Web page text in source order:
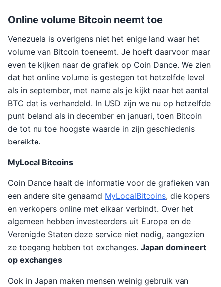
Online volume Bitcoin neemt toe
Venezuela is overigens niet het enige land waar het
volume van Bitcoin toeneemt. Je hoeft daarvoor maar
even te kijken naar de grafiek op Coin Dance. We zien
dat het online volume is gestegen tot hetzelfde level
als in september, met name als je kijkt naar het aantal
BTC dat is verhandeld. In USD zijn we nu op hetzelfde
punt beland als in december en januari, toen Bitcoin
de tot nu toe hoogste waarde in zijn geschiedenis
bereikte.
MyLocal Bitcoins
Coin Dance haalt de informatie voor de grafieken van
een andere site genaamd MyLocalBitcoins, die kopers
en verkopers online met elkaar verbindt. Over het
algemeen hebben investeerders uit Europa en de
Verenigde Staten deze service niet nodig, aangezien
ze toegang hebben tot exchanges. Japan domineert
op exchanges
Ook in Japan maken mensen weinig gebruik van